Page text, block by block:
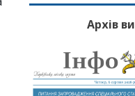
Архів